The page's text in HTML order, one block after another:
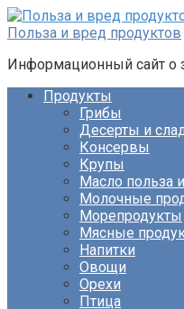
Перейти
к
Польза и вред продуктов
Информационный сайт о
Продукты
Грибы
Десерты и
Консервы
Крупы
Масло польза
Молочные
Морепродукты
Мясные
Напитки
Овощи
Орехи
Птица